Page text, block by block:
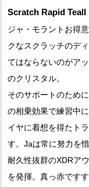
Scratch Rapid Teall
ジャ・モラントお得
クなスクラッチのデ
てはならないのがア
のクリスタル。
そのサポートのため
の相乗効果で練習中
イヤに着想を得たト
す。Jaは常に努力を
耐久性抜群のXDRア
を発揮。真っ赤です